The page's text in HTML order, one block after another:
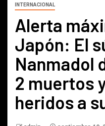
INTERNACIONAL
Alerta
Japón: El
Nanmadol
2 muertos
heridos a